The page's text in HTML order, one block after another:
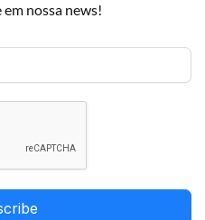
nossa news!